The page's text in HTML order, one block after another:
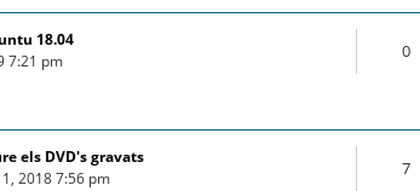
18.04
7:21 pm 0
els DVD's gravats
2018 7:56 pm 7